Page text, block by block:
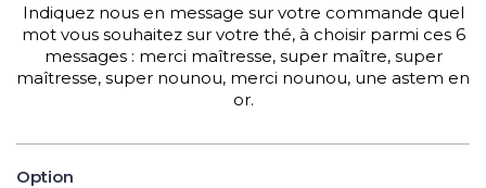
Indiquez nous en message sur votre commande quel
mot vous souhaitez sur votre thé, à choisir parmi ces 6
messages : merci maîtresse, super maître, super
maîtresse, super nounou, merci nounou, une astem en
or.
Option